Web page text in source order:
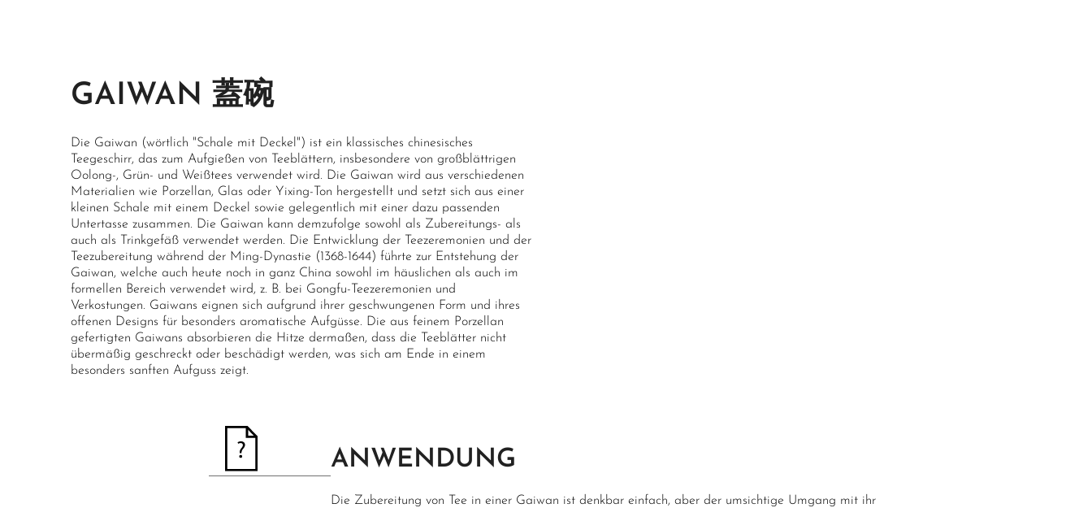
GAIWAN 蓋碗
Die Gaiwan (wörtlich "Schale mit Deckel") ist ein klassisches chinesisches
Teegeschirr, das zum Aufgießen von Teeblättern, insbesondere von großblättrigen
Oolong-, Grün- und Weißtees verwendet wird. Die Gaiwan wird aus verschiedenen
Materialien wie Porzellan, Glas oder Yixing-Ton hergestellt und setzt sich aus einer
kleinen Schale mit einem Deckel sowie gelegentlich mit einer dazu passenden
Untertasse zusammen. Die Gaiwan kann demzufolge sowohl als Zubereitungs- als
auch als Trinkgefäß verwendet werden. Die Entwicklung der Teezeremonien und der
Teezubereitung während der Ming-Dynastie (1368-1644) führte zur Entstehung der
Gaiwan, welche auch heute noch in ganz China sowohl im häuslichen als auch im
formellen Bereich verwendet wird, z. B. bei Gongfu-Teezeremonien und
Verkostungen. Gaiwans eignen sich aufgrund ihrer geschwungenen Form und ihres
offenen Designs für besonders aromatische Aufgüsse. Die aus feinem Porzellan
gefertigten Gaiwans absorbieren die Hitze dermaßen, dass die Teeblätter nicht
übermäßig geschreckt oder beschädigt werden, was sich am Ende in einem
besonders sanften Aufguss zeigt.
ANWENDUNG
Die Zubereitung von Tee in einer Gaiwan ist denkbar einfach, aber der umsichtige Umgang mit ihr